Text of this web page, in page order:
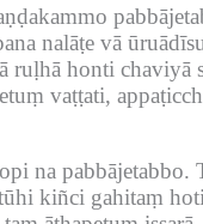
nalāṭe vā
ruḷhā honti chaviyā
vaṭṭati,
na pabbājetabbo.
kiñci gahitaṃ